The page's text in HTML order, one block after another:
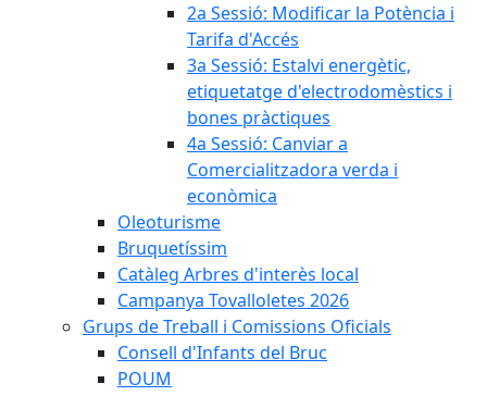
2a Sessió: Modificar la Potència i
Tarifa d'Accés
3a Sessió: Estalvi energètic,
etiquetatge d'electrodomèstics i
bones pràctiques
4a Sessió: Canviar a
Comercialitzadora verda i
econòmica
Oleoturisme
Bruquetíssim
Catàleg Arbres d'interès local
Campanya Tovalloletes 2026
Grups de Treball i Comissions Oficials
Consell d'Infants del Bruc
POUM